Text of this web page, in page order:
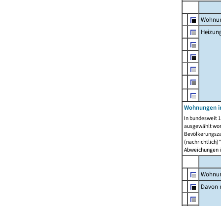
Wohnungen
In bundesweit
ausgewählt
Abweichungen
Davon